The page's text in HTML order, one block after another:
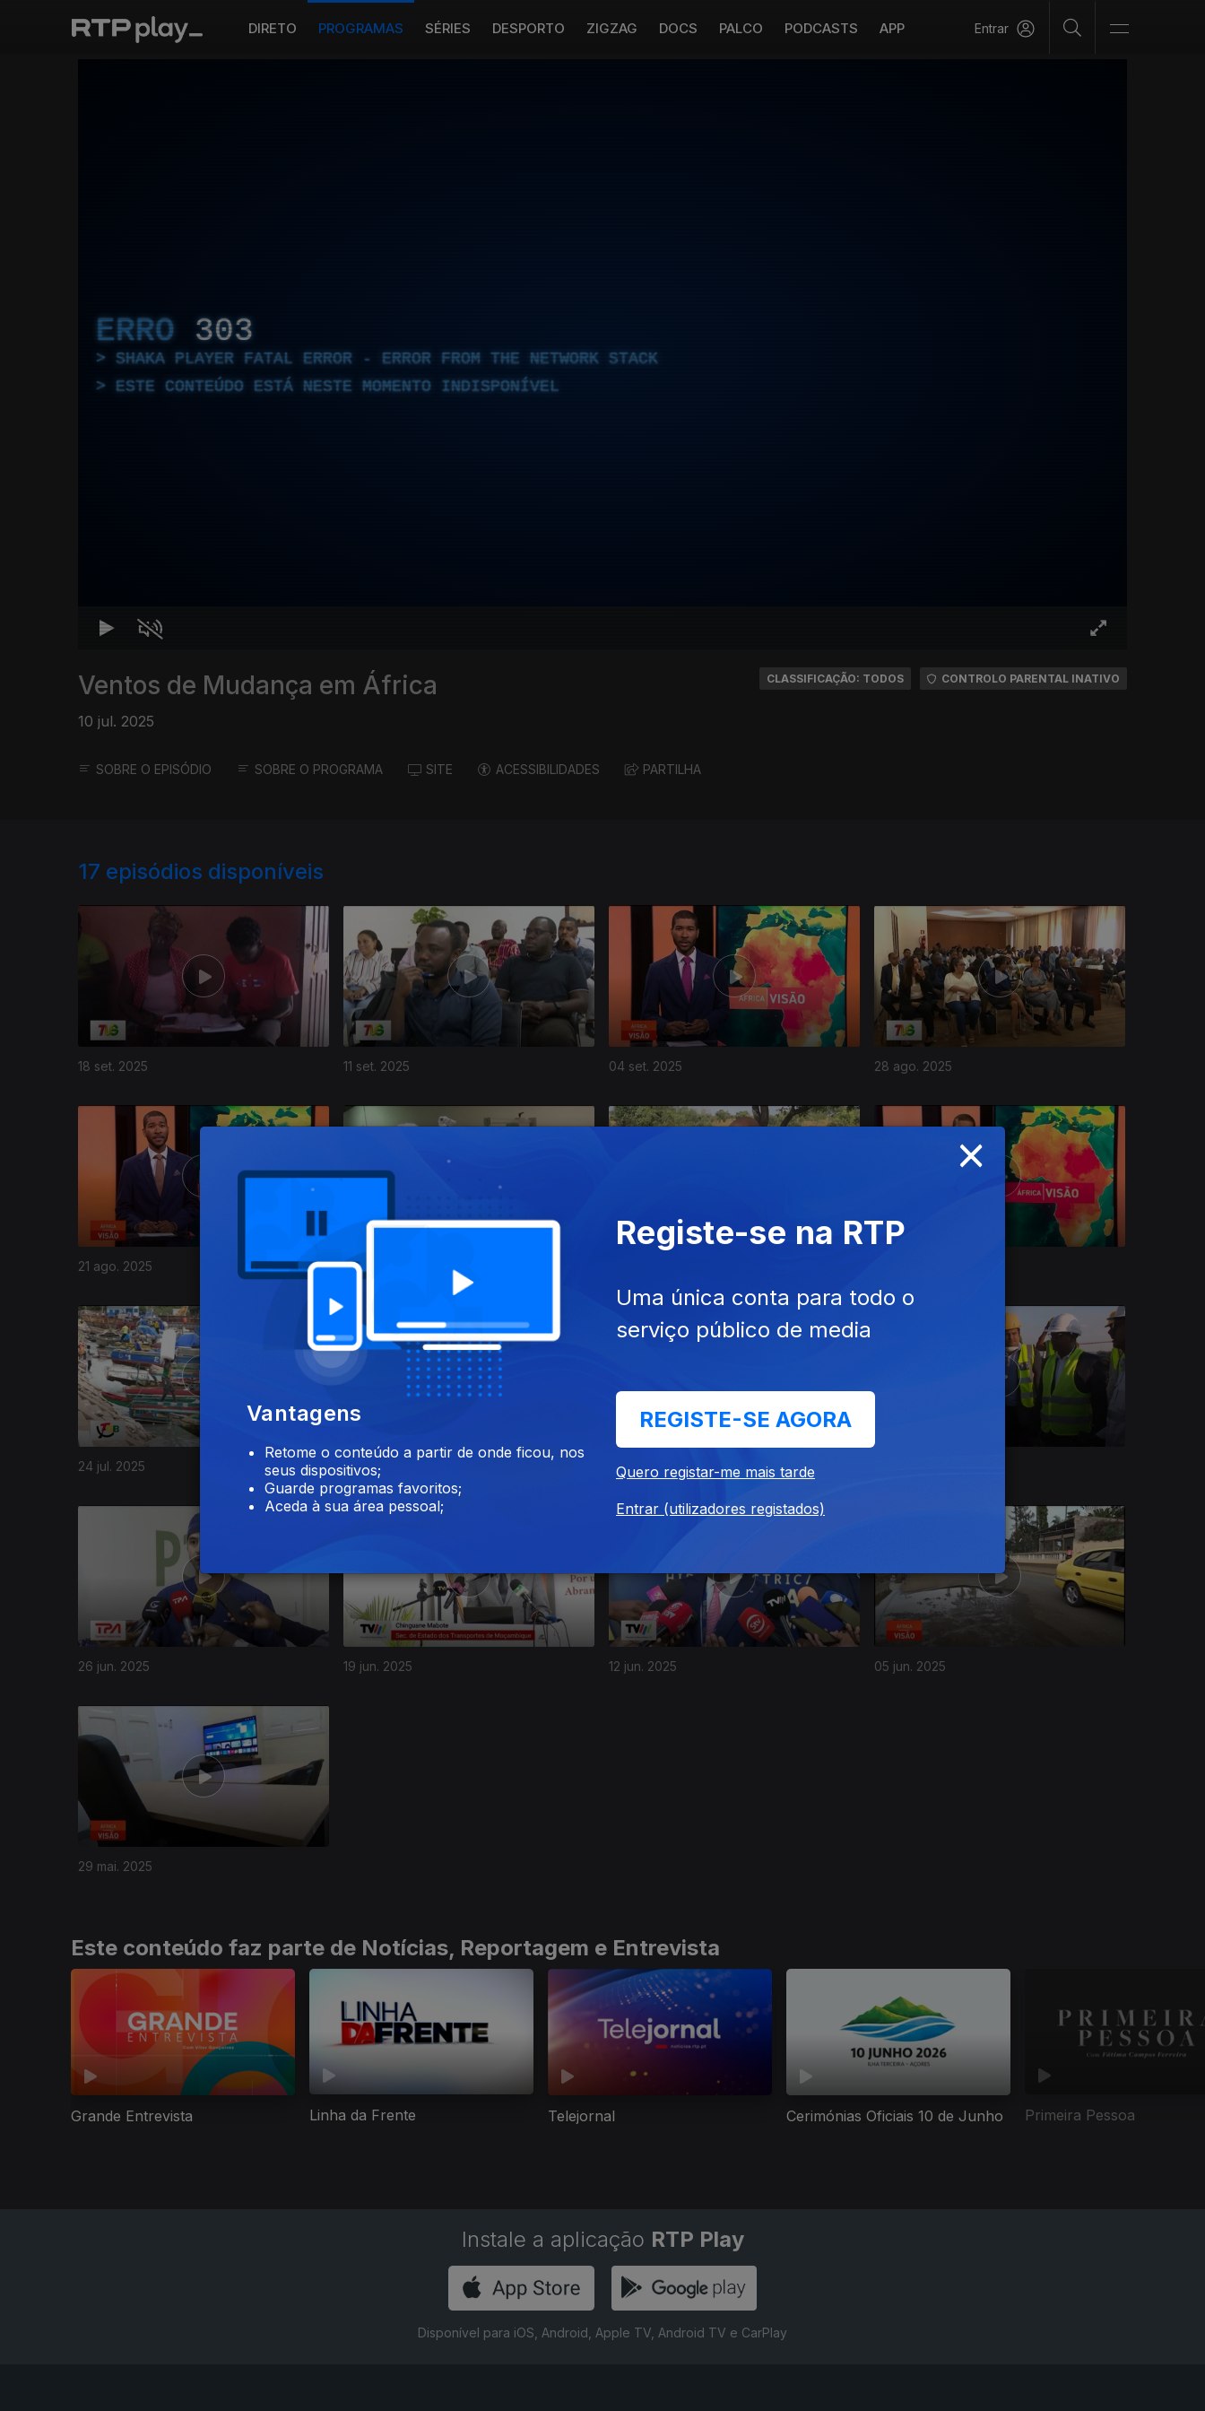
DIRETO PROGRAMAS SÉRIES DESPORTO ZIGZAG DOCS PALCO PODCASTS APP Entrar
ERRO 303
SHAKA PLAYER FATAL ERROR - ERROR FROM THE NETWORK STACK
ESTE CONTEÚDO ESTÁ NESTE MOMENTO INDISPONÍVEL
Ventos de Mudança em África
10 jul. 2025
CLASSIFICAÇÃO: TODOS CONTROLO PARENTAL INATIVO
SOBRE O EPISÓDIO SOBRE O PROGRAMA SITE ACESSIBILIDADES PARTILHA
17 episódios disponíveis
18 set. 2025 11 set. 2025 04 set. 2025 28 ago. 2025
21 ago. 2025 14 ago. 2025
24 jul. 2025 17 jul. 2025 10 jul. 2025
861569
26 jun. 2025 19 jun. 2025 12 jun. 2025 05 jun. 2025
29 mai. 2025
853812
Este conteúdo faz parte de Notícias, Reportagem e Entrevista
Grande Entrevista Linha da Frente Telejornal Cerimónias Oficiais 10 de Junho Primeira Pessoa
Instale a aplicação RTP Play
Disponível para iOS, Android, Apple TV, Android TV e CarPlay
×
Vantagens
Retome o conteúdo a partir de onde ficou, nos
seus dispositivos;
Guarde programas favoritos;
Aceda à sua área pessoal;
Registe-se na RTP
Uma única conta para todo o
serviço público de media
REGISTE-SE AGORA
Quero registar-me mais tarde
Entrar (utilizadores registados)